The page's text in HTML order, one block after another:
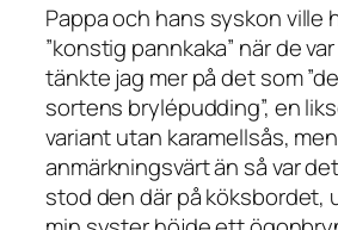
Pappa och hans syskon ville
”konstig pannkaka” när de
tänkte jag mer på det som
sortens brylépudding”, en
variant utan karamellsås,
anmärkningsvärt än så var
stod den där på köksbordet,